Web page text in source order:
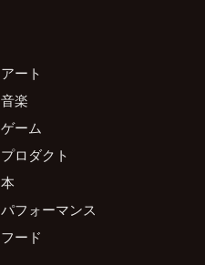
アート
音楽
ゲーム
プロダクト
本
パフォーマンス
フード